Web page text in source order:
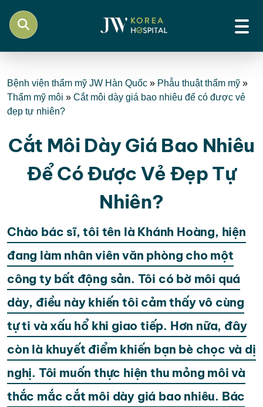
Bệnh viện thẩm mỹ JW Hàn Quốc » Phẫu thuật thẩm mỹ »
Thẩm mỹ môi » Cắt môi dày giá bao nhiêu để có được vẻ
đẹp tự nhiên?
Cắt Môi Dày Giá Bao Nhiêu
Để Có Được Vẻ Đẹp Tự
Nhiên?
Chào bác sĩ, tôi tên là Khánh Hoàng, hiện
đang làm nhân viên văn phòng cho một
công ty bất động sản. Tôi có bờ môi quá
dày, điều này khiến tôi cảm thấy vô cùng
tự ti và xấu hổ khi giao tiếp. Hơn nữa, đây
còn là khuyết điểm khiến bạn bè chọc và dị
nghị. Tôi muốn thực hiện thu mỏng môi và
thắc mắc cắt môi dày giá bao nhiêu. Bác